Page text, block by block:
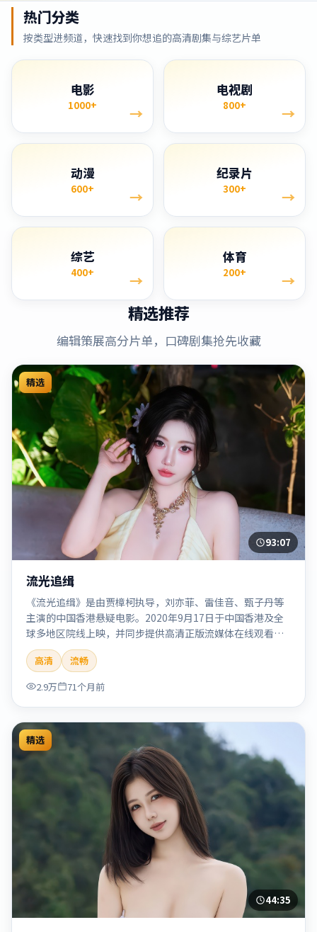
热门分类
按类型进频道，快速找到你想追的高清剧集与综艺片单
电影
1000+ →
电视剧
800+ →
动漫
600+ →
纪录片
300+ →
综艺
400+ →
体育
200+ →
精选推荐
编辑策展高分片单，口碑剧集抢先收藏
精选
93:07
流光追缉
《流光追缉》是由贾樟柯执导，刘亦菲、雷佳音、甄子丹等
主演的中国香港悬疑电影。2020年9月17日于中国香港及全
球多地区院线上映，并同步提供高清正版流媒体在线观看。
剧情与看点：悬念层层推进，线索相互勾连，结局出人意
料，适合推理爱好者。本片适合检索「流光追缉」「贾樟
柯」「悬疑」「中国香港」「2020」「2020-09-17上映」等
关键词的影迷阅读简介与主创信息。
高清
流畅
2.9万
71个月前
精选
44:35